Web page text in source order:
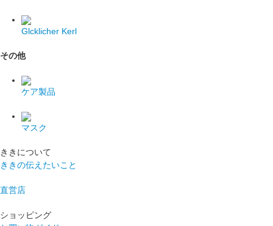
Glcklicher Kerl
その他
ケア製品
マスク
ききについて
ききの伝えたいこと
直営店
ショッピング